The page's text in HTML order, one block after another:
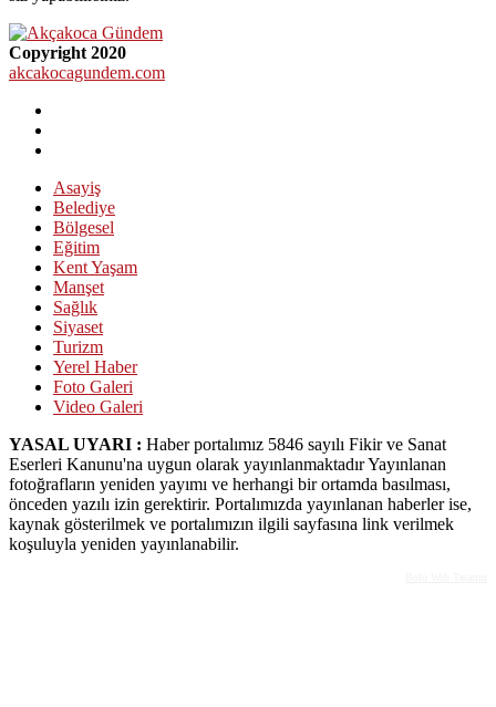
Copyright 2020
akcakocagundem.com
Asayiş
Belediye
Bölgesel
Eğitim
Kent Yaşam
Manşet
Sağlık
Siyaset
Turizm
Yerel Haber
Foto Galeri
Video Galeri
YASAL UYARI : Haber portalımız 5846 sayılı Fikir ve Sanat
Eserleri Kanunu'na uygun olarak yayınlanmaktadır Yayınlanan
fotoğrafların yeniden yayımı ve herhangi bir ortamda basılması,
önceden yazılı izin gerektirir. Portalımızda yayınlanan haberler ise,
kaynak gösterilmek ve portalımızın ilgili sayfasına link verilmek
koşuluyla yeniden yayınlanabilir.